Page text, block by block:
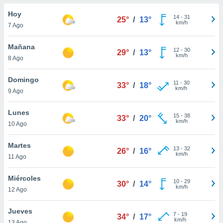
en
y
cookies
aceptar
Hoy
7 Ago
25° / 13° 14- 31
km/h
Mañana
8 Ago
29° / 13° 12- 30
km/h
Domingo
9 Ago
33° / 18° 11 - 30
km/h
Lunes
10 Ago
33° / 20° 15- 38
km/h
Martes
11 Ago
26° / 16° 13- 32
km/h
Miércoles
12 Ago
30° / 14° 10- 29
km/h
Jueves
34° / 17° 7- 19
km/h